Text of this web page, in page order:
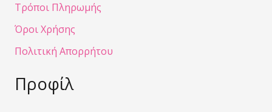
Τρόποι Πληρωμής
Όροι Χρήσης
Πολιτική Απορρήτου
Προφίλ